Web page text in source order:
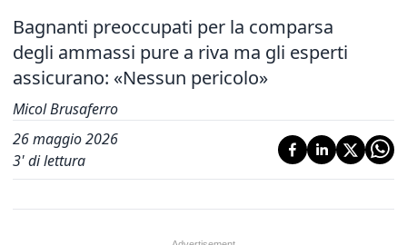
Bagnanti preoccupati per la comparsa
degli ammassi pure a riva ma gli esperti
assicurano: «Nessun pericolo»
Micol Brusaferro
26 maggio 2026
3' di lettura